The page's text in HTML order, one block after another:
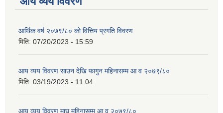
आर्थिक वर्ष २०७९/८० को वित्तिय प्रगति विवरण
मिति: 07/20/2023 - 15:59
आय व्यय विवरण साउन देखि फागुन महिनासम्म आ व २०७९/८०
मिति: 03/19/2023 - 11:04
आय व्यय विवरण माघ महिनासम्म आ व २०७९/८०